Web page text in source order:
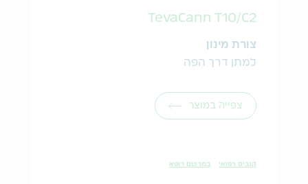
TevaCann T10/C2
צורת מינון
למתן דרך הפה
צפייה במוצר
קנביס רפואי במרשם רופא